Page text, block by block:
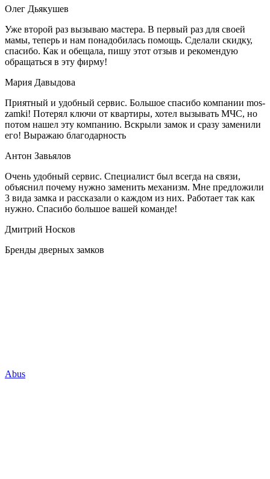
Олег Дьякушев
Уже второй раз вызываю мастера. В первый раз для своей
мамы, теперь и нам понадобилась помощь. Сделали скидку,
спасибо. Как и обещала, пишу этот отзыв и рекомендую
обращаться в эту фирму!
Мария Давыдова
Приятный и удобный сервис. Большое спасибо компании mos-
zamki! Потерял ключи от квартиры, хотел вызывать МЧС, но
потом нашел эту компанию. Вскрыли замок и сразу заменили
его! Выражаю благодарность
Антон Завьялов
Очень удобный сервис. Специалист был всегда на связи,
объяснил почему нужно заменить механизм. Мне предложили
3 вида замка и рассказали о каждом из них. Работает так как
нужно. Спасибо большое вашей команде!
Дмитрий Носков
Бренды дверных замков
Abus